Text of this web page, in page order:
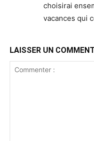
choisirai
vacances qui
LAISSER UN